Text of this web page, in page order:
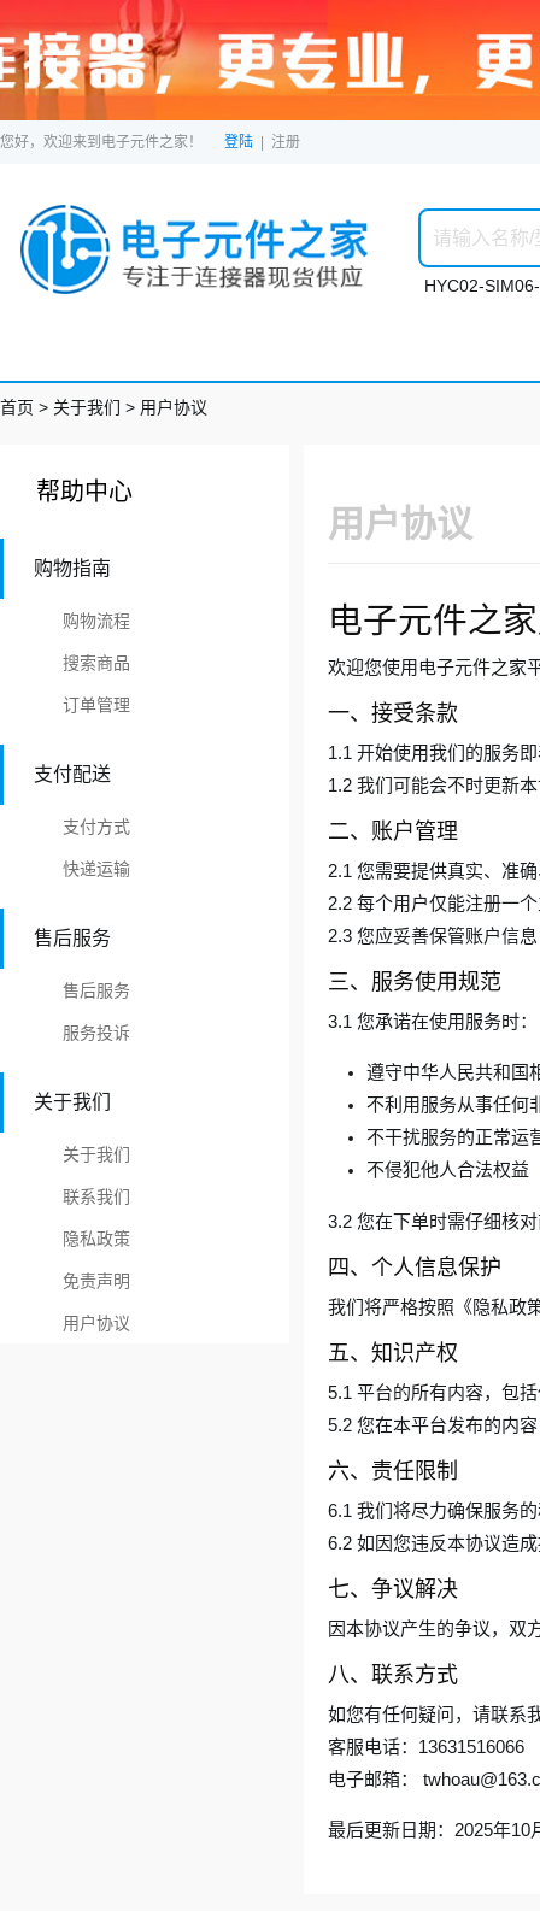
您好，欢迎来到电子元件之家！ 登陆 注册
HYC02-
首页 > 关于我们 > 用户协议
帮助中心
购物指南
购物流程
搜索商品
订单管理
支付配送
支付方式
快递运输
售后服务
售后服务
服务投诉
关于我们
关于我们
联系我们
隐私政策
免责声明
用户协议
用户协议
电子元件之
欢迎您使用电子元件之家
一、接受条款
1.1 开始使用我们的服务
1.2 我们可能会不时更新
二、账户管理
2.1 您需要提供真实、准
2.2 每个用户仅能注册一
2.3 您应妥善保管账户信
三、服务使用规范
3.1 您承诺在使用服务时：
遵守中华人民共和国
不利用服务从事任何
不干扰服务的正常运
不侵犯他人合法权益
3.2 您在下单时需仔细核
四、个人信息保护
我们将严格按照《隐私政
五、知识产权
5.1 平台的所有内容，包
5.2 您在本平台发布的内
六、责任限制
6.1 我们将尽力确保服务
6.2 如因您违反本协议造
七、争议解决
因本协议产生的争议，双
八、联系方式
如您有任何疑问，请联系
客服电话：13631516066
电子邮箱：
最后更新日期：2025年10